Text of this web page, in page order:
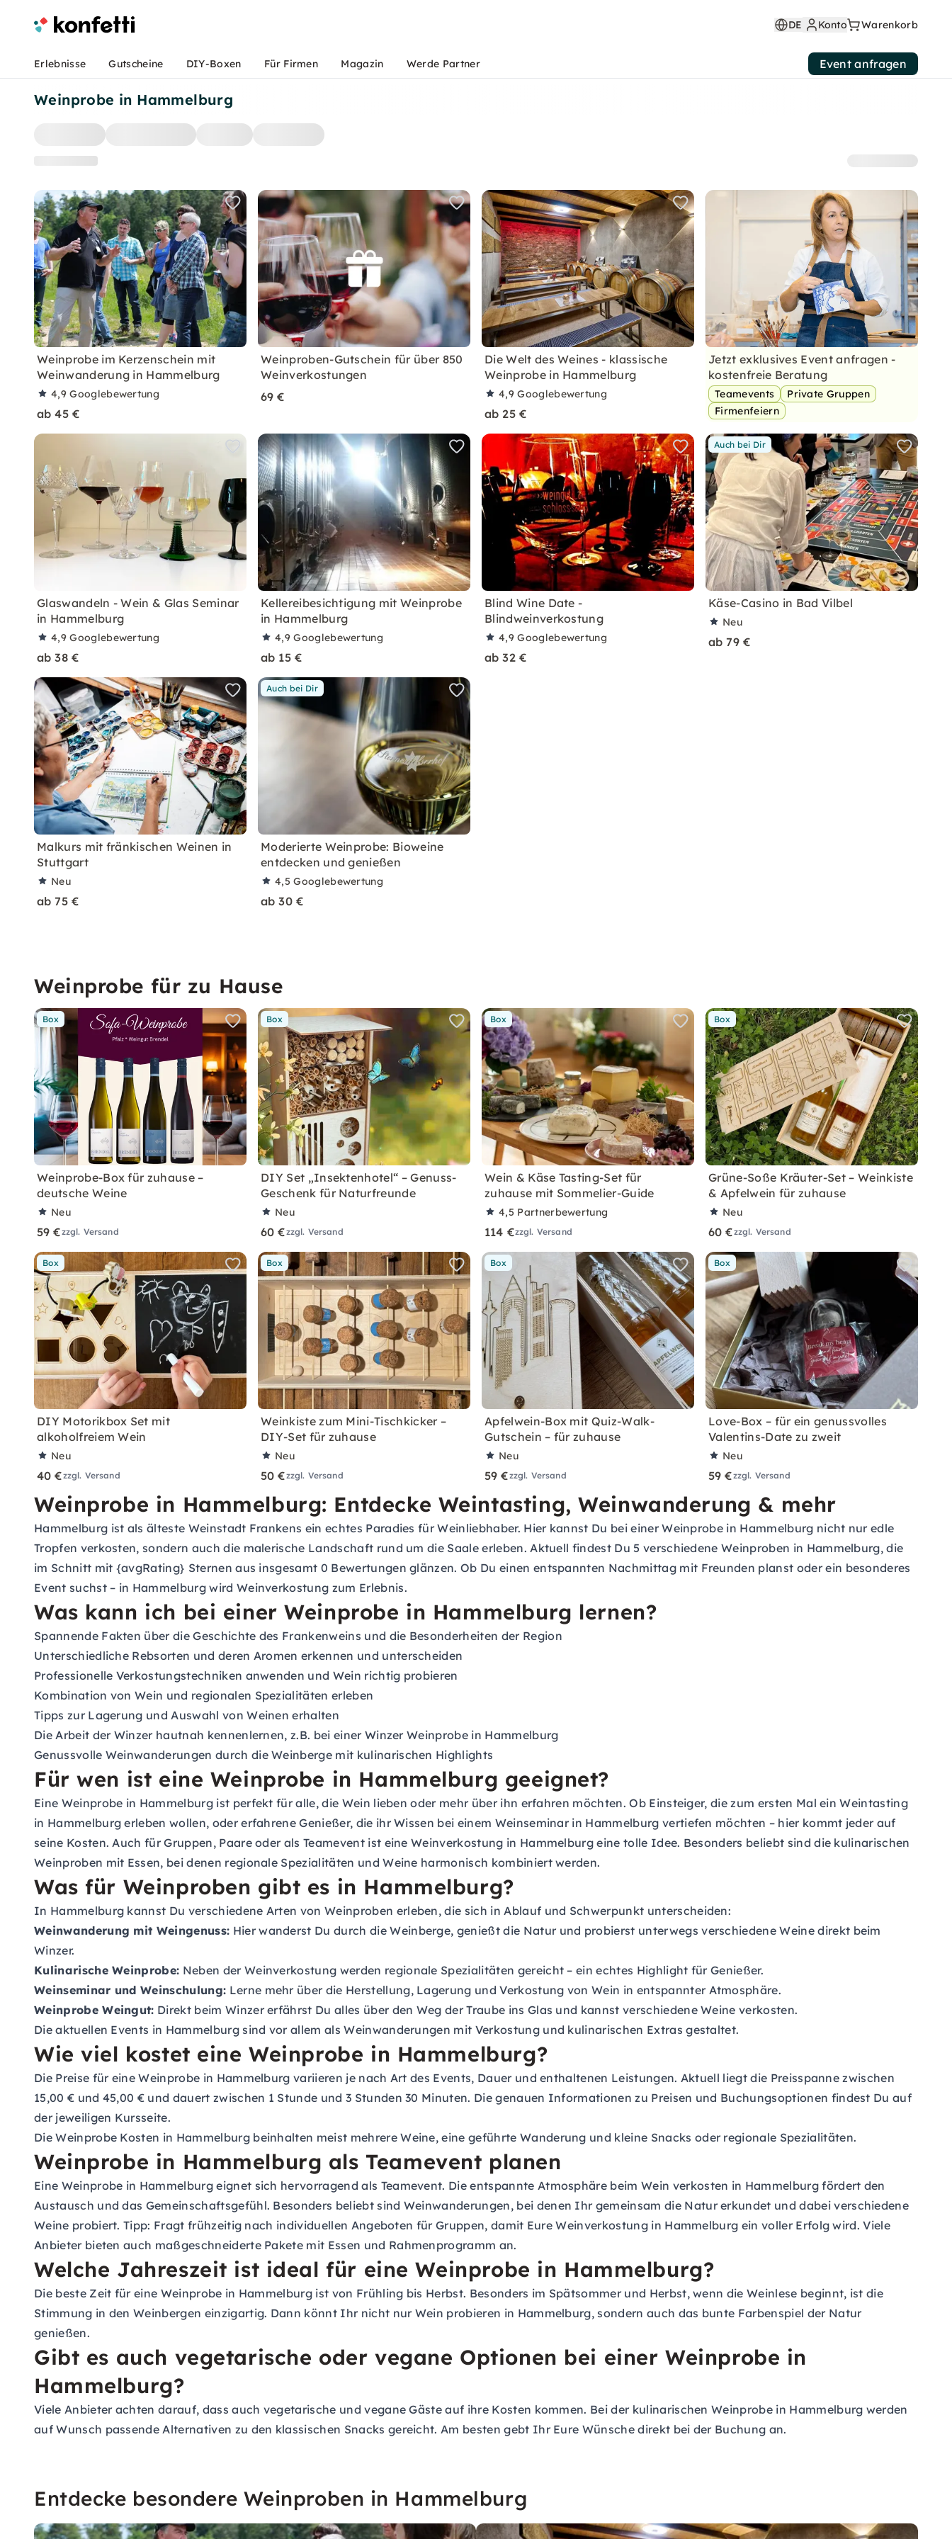
Weinprobe in Hammelburg
Weinprobe im Kerzenschein mit
Weinwanderung in Hammelburg
4,9Googlebewertung
ab 45 €
Weinproben-Gutschein für über 850
Weinverkostungen
69 €
Die Welt des Weines - klassische
Weinprobe in Hammelburg
4,9Googlebewertung
ab 25 €
Jetzt exklusives Event anfragen -
kostenfreie Beratung
Teamevents
Private Gruppen
Firmenfeiern
Glaswandeln - Wein & Glas Seminar
in Hammelburg
4,9Googlebewertung
ab 38 €
Kellereibesichtigung mit Weinprobe
in Hammelburg
4,9Googlebewertung
ab 15 €
Blind Wine Date -
Blindweinverkostung
4,9Googlebewertung
ab 32 €
Auch bei Dir
Käse-Casino in Bad Vilbel
Neu
ab 79 €
Malkurs mit fränkischen Weinen in
Stuttgart
Neu
ab 75 €
Auch bei Dir
Moderierte Weinprobe: Bioweine
entdecken und genießen
4,5Googlebewertung
ab 30 €
Weinprobe für zu Hause
Box
Weinprobe-Box für zuhause –
deutsche Weine
Neu
59 €zzgl. Versand
Box
DIY Set „Insektenhotel“ – Genuss-
Geschenk für Naturfreunde
Neu
60 €zzgl. Versand
Box
Wein & Käse Tasting-Set für
zuhause mit Sommelier-Guide
4,5 Partnerbewertung
114 €zzgl. Versand
Box
Grüne-Soße Kräuter-Set – Weinkiste
& Apfelwein für zuhause
Neu
60 €zzgl. Versand
Box
DIY Motorikbox Set mit
alkoholfreiem Wein
Neu
40 €zzgl. Versand
Box
Weinkiste zum Mini-Tischkicker –
DIY-Set für zuhause
Neu
50 €zzgl. Versand
Box
Apfelwein-Box mit Quiz-Walk-
Gutschein – für zuhause
Neu
59 €zzgl. Versand
Box
Love-Box – für ein genussvolles
Valentins-Date zu zweit
Neu
59 €zzgl. Versand
Weinprobe in Hammelburg: Entdecke Weintasting, Weinwanderung & mehr
Hammelburg ist als älteste Weinstadt Frankens ein echtes Paradies für Weinliebhaber. Hier kannst Du bei einer Weinprobe in Hammelburg nicht nur edle
Tropfen verkosten, sondern auch die malerische Landschaft rund um die Saale erleben. Aktuell findest Du 5 verschiedene Weinproben in Hammelburg, die
im Schnitt mit {avgRating} Sternen aus insgesamt 0 Bewertungen glänzen. Ob Du einen entspannten Nachmittag mit Freunden planst oder ein besonderes
Event suchst – in Hammelburg wird Weinverkostung zum Erlebnis.
Was kann ich bei einer Weinprobe in Hammelburg lernen?
Spannende Fakten über die Geschichte des Frankenweins und die Besonderheiten der Region
Unterschiedliche Rebsorten und deren Aromen erkennen und unterscheiden
Professionelle Verkostungstechniken anwenden und Wein richtig probieren
Kombination von Wein und regionalen Spezialitäten erleben
Tipps zur Lagerung und Auswahl von Weinen erhalten
Die Arbeit der Winzer hautnah kennenlernen, z.B. bei einer Winzer Weinprobe in Hammelburg
Genussvolle Weinwanderungen durch die Weinberge mit kulinarischen Highlights
Für wen ist eine Weinprobe in Hammelburg geeignet?
Eine Weinprobe in Hammelburg ist perfekt für alle, die Wein lieben oder mehr über ihn erfahren möchten. Ob Einsteiger, die zum ersten Mal ein Weintasting
in Hammelburg erleben wollen, oder erfahrene Genießer, die ihr Wissen bei einem Weinseminar in Hammelburg vertiefen möchten – hier kommt jeder auf
seine Kosten. Auch für Gruppen, Paare oder als Teamevent ist eine Weinverkostung in Hammelburg eine tolle Idee. Besonders beliebt sind die kulinarischen
Weinproben mit Essen, bei denen regionale Spezialitäten und Weine harmonisch kombiniert werden.
Was für Weinproben gibt es in Hammelburg?
In Hammelburg kannst Du verschiedene Arten von Weinproben erleben, die sich in Ablauf und Schwerpunkt unterscheiden:
Weinwanderung mit Weingenuss: Hier wanderst Du durch die Weinberge, genießt die Natur und probierst unterwegs verschiedene Weine direkt beim
Winzer.
Kulinarische Weinprobe: Neben der Weinverkostung werden regionale Spezialitäten gereicht – ein echtes Highlight für Genießer.
Weinseminar und Weinschulung: Lerne mehr über die Herstellung, Lagerung und Verkostung von Wein in entspannter Atmosphäre.
Weinprobe Weingut: Direkt beim Winzer erfährst Du alles über den Weg der Traube ins Glas und kannst verschiedene Weine verkosten.
Die aktuellen Events in Hammelburg sind vor allem als Weinwanderungen mit Verkostung und kulinarischen Extras gestaltet.
Wie viel kostet eine Weinprobe in Hammelburg?
Die Preise für eine Weinprobe in Hammelburg variieren je nach Art des Events, Dauer und enthaltenen Leistungen. Aktuell liegt die Preisspanne zwischen
15,00 € und 45,00 € und dauert zwischen 1 Stunde und 3 Stunden 30 Minuten. Die genauen Informationen zu Preisen und Buchungsoptionen findest Du auf
der jeweiligen Kursseite.
Die Weinprobe Kosten in Hammelburg beinhalten meist mehrere Weine, eine geführte Wanderung und kleine Snacks oder regionale Spezialitäten.
Weinprobe in Hammelburg als Teamevent planen
Eine Weinprobe in Hammelburg eignet sich hervorragend als Teamevent. Die entspannte Atmosphäre beim Wein verkosten in Hammelburg fördert den
Austausch und das Gemeinschaftsgefühl. Besonders beliebt sind Weinwanderungen, bei denen Ihr gemeinsam die Natur erkundet und dabei verschiedene
Weine probiert. Tipp: Fragt frühzeitig nach individuellen Angeboten für Gruppen, damit Eure Weinverkostung in Hammelburg ein voller Erfolg wird. Viele
Anbieter bieten auch maßgeschneiderte Pakete mit Essen und Rahmenprogramm an.
Welche Jahreszeit ist ideal für eine Weinprobe in Hammelburg?
Die beste Zeit für eine Weinprobe in Hammelburg ist von Frühling bis Herbst. Besonders im Spätsommer und Herbst, wenn die Weinlese beginnt, ist die
Stimmung in den Weinbergen einzigartig. Dann könnt Ihr nicht nur Wein probieren in Hammelburg, sondern auch das bunte Farbenspiel der Natur
genießen.
Gibt es auch vegetarische oder vegane Optionen bei einer Weinprobe in
Hammelburg?
Viele Anbieter achten darauf, dass auch vegetarische und vegane Gäste auf ihre Kosten kommen. Bei der kulinarischen Weinprobe in Hammelburg werden
auf Wunsch passende Alternativen zu den klassischen Snacks gereicht. Am besten gebt Ihr Eure Wünsche direkt bei der Buchung an.
Entdecke besondere Weinproben in Hammelburg
DE Konto Warenkorb
Erlebnisse Gutscheine DIY-Boxen Für Firmen Magazin Werde Partner Event anfragen